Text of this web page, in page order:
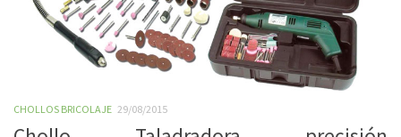
CHOLLOS BRICOLAJE 29/08/2015